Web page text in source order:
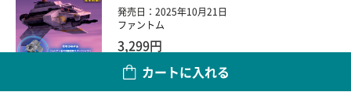
発売日：2025年10月21日
ファントム
3,299円
カートに入れる